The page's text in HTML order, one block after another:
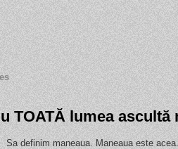
TOATĂ lumea ascultă
Sa definim maneaua. Maneaua este